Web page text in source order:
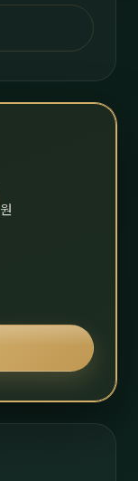
원